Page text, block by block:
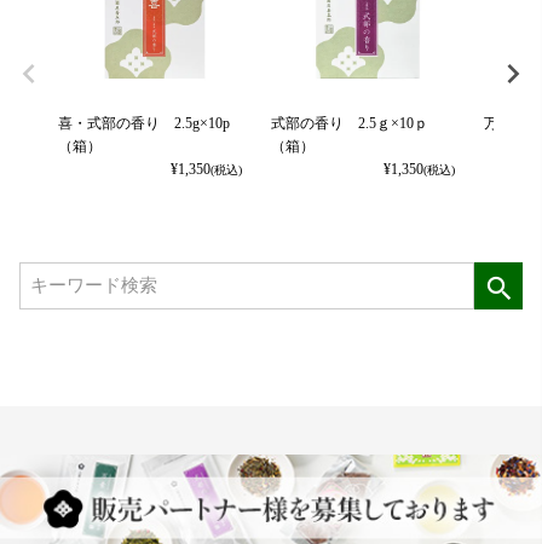
喜・式部の香り 2.5g×10p
（箱）
¥1,350(税込)
式部の香り 2.5ｇ×10ｐ
（箱）
¥1,350(税込)
万葉の